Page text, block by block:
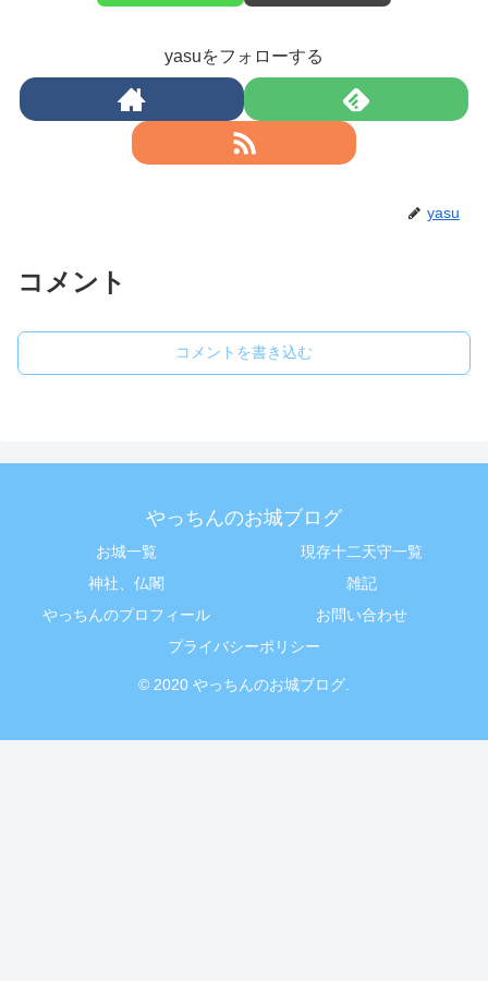
yasuをフォローする
yasu
コメント
コメントを書き込む
やっちんのお城ブログ
お城一覧
現存十二天守一覧
神社、仏閣
雑記
やっちんのプロフィール
お問い合わせ
プライバシーポリシー
© 2020 やっちんのお城ブログ.